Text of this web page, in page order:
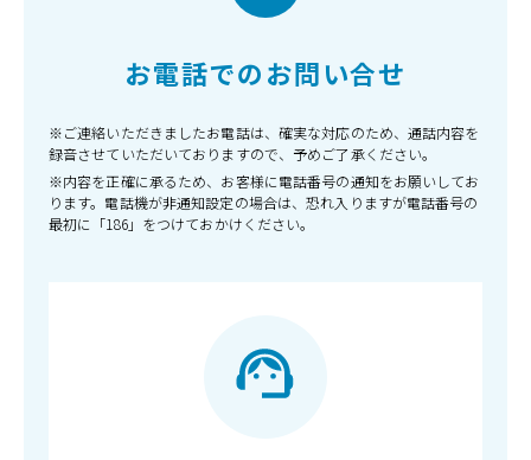
お電話でのお問い合せ
※ご連絡いただきましたお電話は、確実な対応のため、通話内容を
録音させていただいておりますので、予めご了承ください。
※内容を正確に承るため、お客様に電話番号の通知をお願いしてお
ります。電話機が非通知設定の場合は、恐れ入りますが電話番号の
最初に「186」をつけておかけください。